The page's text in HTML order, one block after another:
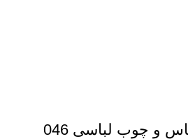
و چوب لباسی 046